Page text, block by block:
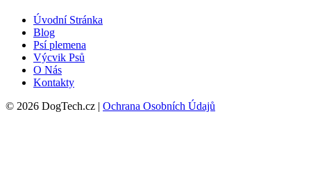
Úvodní Stránka
Blog
Psí plemena
Výcvik Psů
O Nás
Kontakty
© 2026 DogTech.cz | Ochrana Osobních Údajů